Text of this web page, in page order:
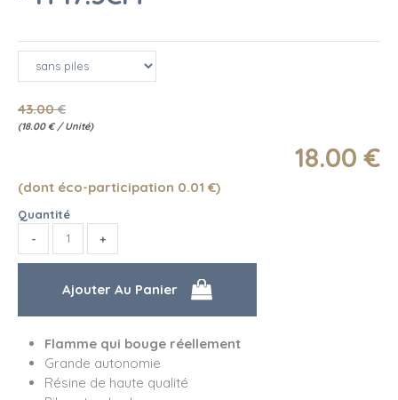
43.00 €
(18.00 € / Unité)
18.00 €
(dont éco-participation 0.01 €)
Quantité
Flamme qui bouge réellement
Grande autonomie
Résine de haute qualité